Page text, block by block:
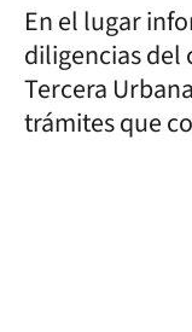
En el lugar
diligencias del
Tercera
trámites que